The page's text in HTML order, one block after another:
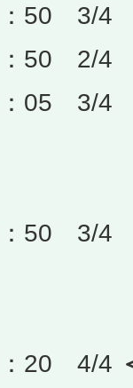
：50 3/4
：50 2/4
：05 3/4
：50 3/4
：20 4/4